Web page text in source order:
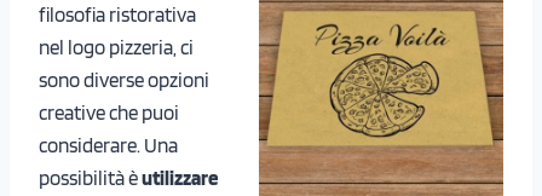
filosofia ristorativa
nel logo pizzeria, ci
sono diverse opzioni
creative che puoi
considerare. Una
possibilità èutilizzare